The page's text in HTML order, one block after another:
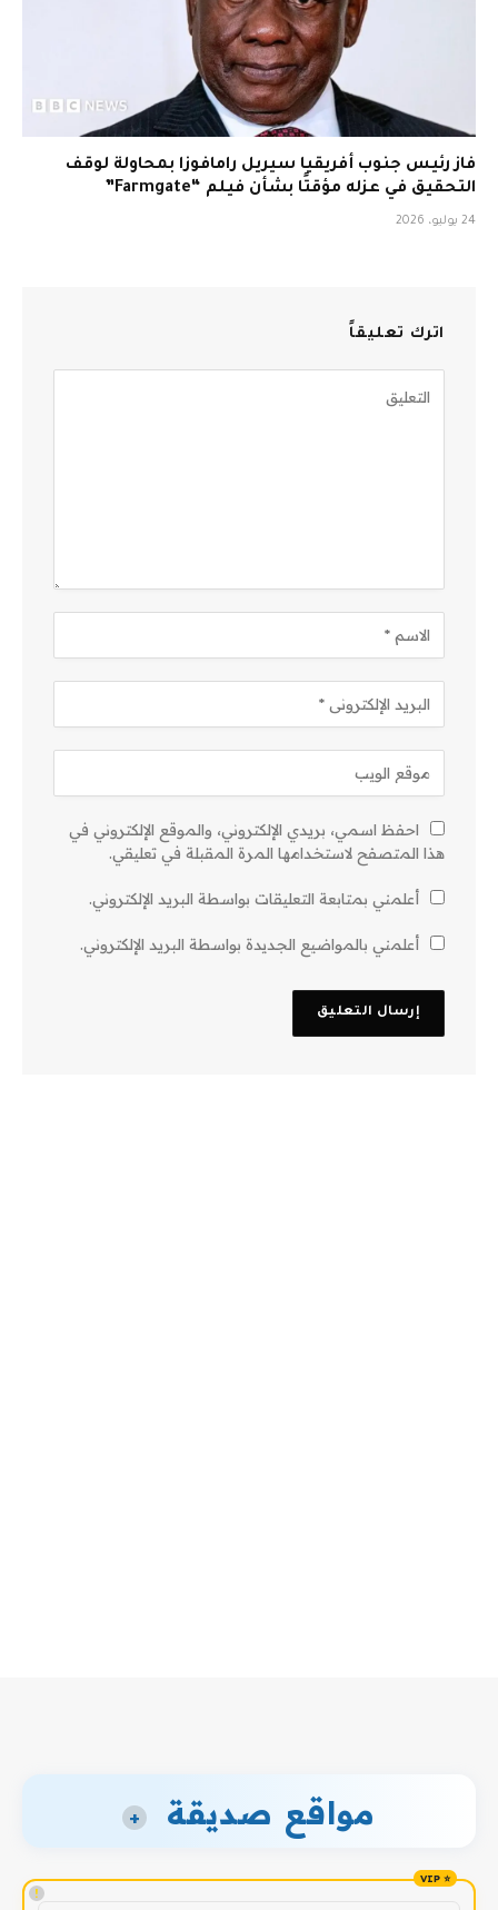
فاز رئيس جنوب أفريقيا سيريل رامافوزا بمحاولة لوقف
التحقيق في عزله مؤقتًا بشأن فيلم “Farmgate”
24 يوليو، 2026
اترك تعليقاً
احفظ اسمي، بريدي الإلكتروني، والموقع الإلكتروني في
هذا المتصفح لاستخدامها المرة المقبلة في تعليقي.
أعلمني بمتابعة التعليقات بواسطة البريد الإلكتروني.
أعلمني بالمواضيع الجديدة بواسطة البريد الإلكتروني.
مواقع صديقة +
!